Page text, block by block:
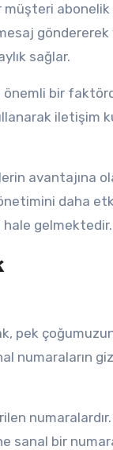
müşteri abonelik
göndererek
sağlar.
önemli bir
iletişim
avantajına
daha
hale gelmektedir.
pek
numaraların
numaralardır.
sanal bir